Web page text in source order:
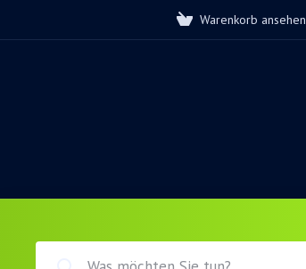
Warenkorb ansehen